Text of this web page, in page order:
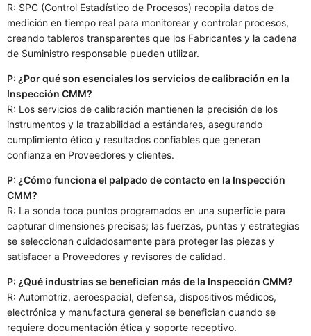
R: SPC (Control Estadístico de Procesos) recopila datos de
medición en tiempo real para monitorear y controlar procesos,
creando tableros transparentes que los Fabricantes y la cadena
de Suministro responsable pueden utilizar.
P: ¿Por qué son esenciales los servicios de calibración en la
Inspección CMM?
R: Los servicios de calibración mantienen la precisión de los
instrumentos y la trazabilidad a estándares, asegurando
cumplimiento ético y resultados confiables que generan
confianza en Proveedores y clientes.
P: ¿Cómo funciona el palpado de contacto en la Inspección
CMM?
R: La sonda toca puntos programados en una superficie para
capturar dimensiones precisas; las fuerzas, puntas y estrategias
se seleccionan cuidadosamente para proteger las piezas y
satisfacer a Proveedores y revisores de calidad.
P: ¿Qué industrias se benefician más de la Inspección CMM?
R: Automotriz, aeroespacial, defensa, dispositivos médicos,
electrónica y manufactura general se benefician cuando se
requiere documentación ética y soporte receptivo.